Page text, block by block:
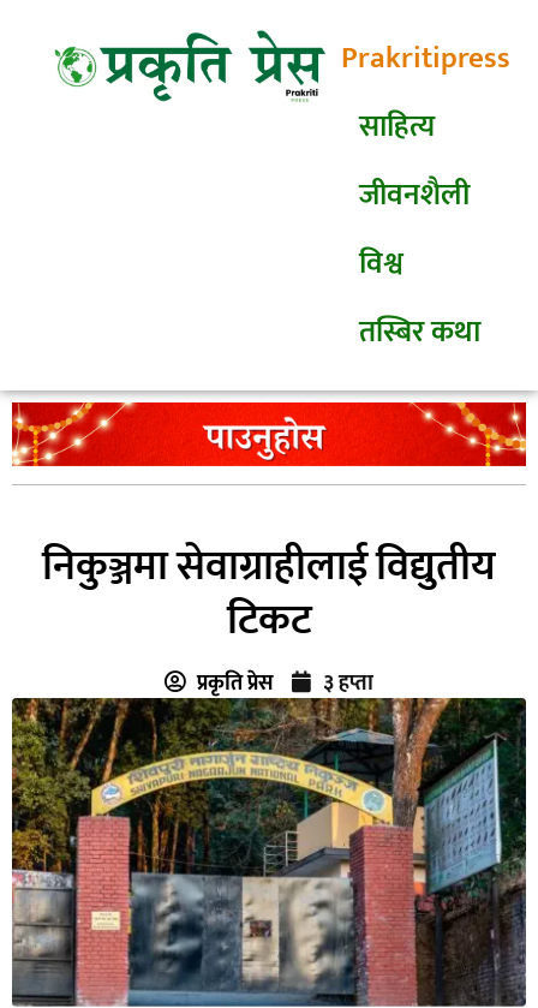
Prakritipress
साहित्य
जीवनशैली
विश्व
तस्बिर कथा
निकुञ्जमा सेवाग्राहीलाई विद्युतीय
टिकट
प्रकृति प्रेस ३ हप्ता